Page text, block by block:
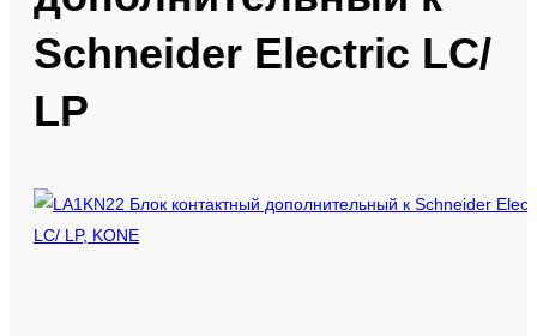
Запчасти Эскалаторов
Продажа и монтаж лифтов
Schneider Electric LC/
LP